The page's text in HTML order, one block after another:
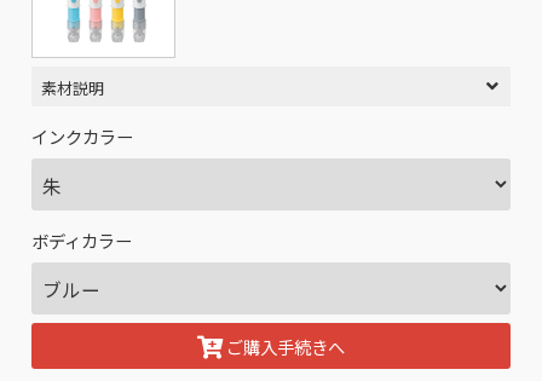
素材説明
インクカラー
ボディカラー
ご購入手続きへ